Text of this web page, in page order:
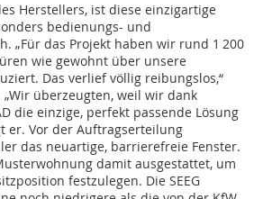
Herstellers, ist diese einzigartige
be­­dienungs- und
„Für das Projekt haben wir rund 1 200
wie gewohnt über unsere
Das verlief völlig reibungslos,“
überzeugten, weil wir dank
die einzige, perfekt passende Lösung
er. Vor der Auftragserteilung
das neuartige, barrierefreie Fenster.
damit ausgestattet, um
festzulegen. Die SEEG